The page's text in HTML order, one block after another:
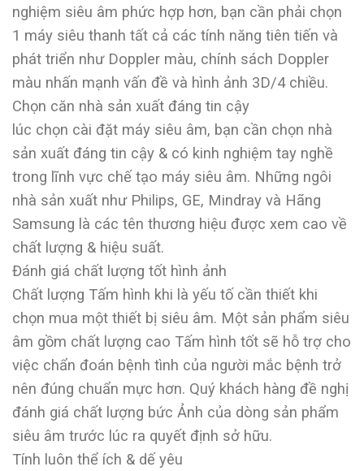
nghiệm siêu âm phức hợp hơn, bạn cần phải chọn
1 máy siêu thanh tất cả các tính năng tiên tiến và
phát triển như Doppler màu, chính sách Doppler
màu nhấn mạnh vấn đề và hình ảnh 3D/4 chiều.
Chọn căn nhà sản xuất đáng tin cậy
lúc chọn cài đặt máy siêu âm, bạn cần chọn nhà
sản xuất đáng tin cậy & có kinh nghiệm tay nghề
trong lĩnh vực chế tạo máy siêu âm. Những ngôi
nhà sản xuất như Philips, GE, Mindray và Hãng
Samsung là các tên thương hiệu được xem cao về
chất lượng & hiệu suất.
Đánh giá chất lượng tốt hình ảnh
Chất lượng Tấm hình khi là yếu tố cần thiết khi
chọn mua một thiết bị siêu âm. Một sản phẩm siêu
âm gồm chất lượng cao Tấm hình tốt sẽ hỗ trợ cho
việc chẩn đoán bệnh tình của người mắc bệnh trở
nên đúng chuẩn mực hơn. Quý khách hàng đề nghị
đánh giá chất lượng bức Ảnh của dòng sản phẩm
siêu âm trước lúc ra quyết định sở hữu.
Tính luôn thể ích & dế yêu